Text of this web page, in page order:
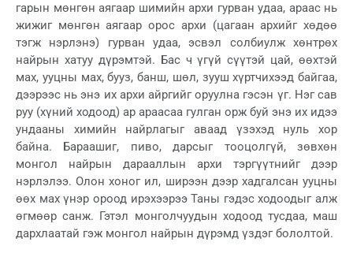
гарын мөнгөн аягаар шимийн архи гурван удаа, араас нь
жижиг мөнгөн аягаар орос архи (цагаан архийг хөдөө
тэгж нэрлэнэ) гурван удаа, эсвэл солбиулж хөнтрөх
найрын хатуу дүрэмтэй. Бас ч үгүй сүүтэй цай, өөхтэй
мах, ууцны мах, бууз, банш, шөл, зууш хүртчихээд байгаа,
дээрээс нь энэ их архи айргийг оруулна гэсэн үг. Нэг сав
руу (хүний ходоод) ар араасаа гулган орж буй энэ их идээ
ундааны химийн найрлагыг аваад үзэхэд нуль хор
байна. Бараашиг, пиво, дарсыг тооцолгүй, зөвхөн
монгол найрын дарааллын архи тэргүүтнийг дээр
нэрлэлээ. Олон хоног ил, ширээн дээр хадгалсан ууцны
өөх мах үнэр ороод ирэхээрээ Таны гэдэс ходоодыг алж
өгмөөр санж. Гэтэл монголчуудын ходоод тусдаа, маш
дархлаатай гэж монгол найрын дүрэмд үздэг бололтой.